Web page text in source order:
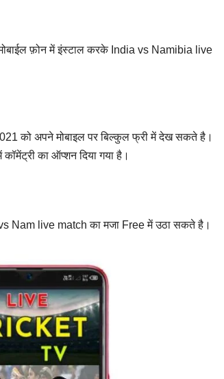
फ़ोन में इंस्टाल करके India vs Namibia live
को अपने मोबाइल पर बिल्कुल फ्री में देख सकते है।
का ऑप्शन दिया गया है।
Nam live match का मजा Free में उठा सकते है।